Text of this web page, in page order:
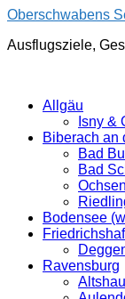
Oberschwabens
Ausflugsziele,
Allgäu
Isny &
Biberach an
Bad
Bad
Bodensee
Ravensburg